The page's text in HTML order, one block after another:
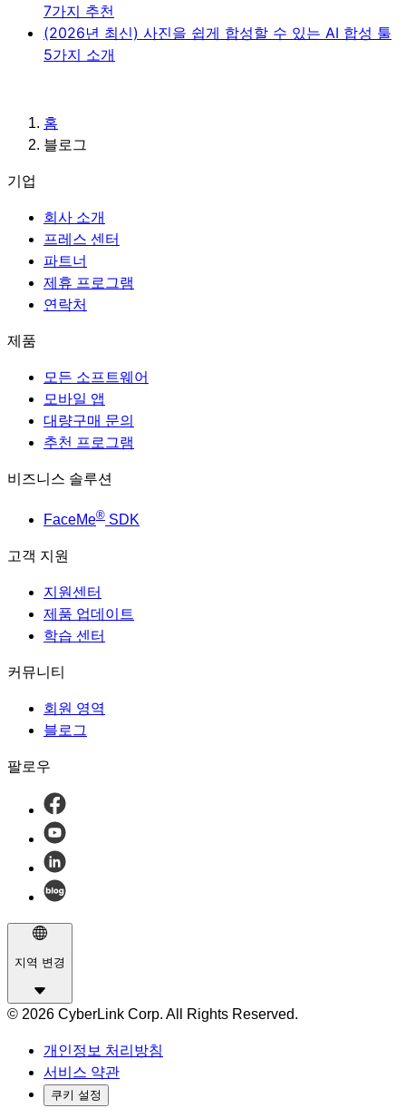
7가지 추천
(2026년 최신) 사진을 쉽게 합성할 수 있는 AI 합성 툴
5가지 소개
홈
블로그
기업
회사 소개
프레스 센터
파트너
제휴 프로그램
연락처
제품
모든 소프트웨어
모바일 앱
대량구매 문의
추천 프로그램
비즈니스 솔루션
FaceMe® SDK
고객 지원
지원센터
제품 업데이트
학습 센터
커뮤니티
회원 영역
블로그
팔로우
지역 변경
© 2026 CyberLink Corp. All Rights Reserved.
개인정보 처리방침
서비스 약관
쿠키 설정